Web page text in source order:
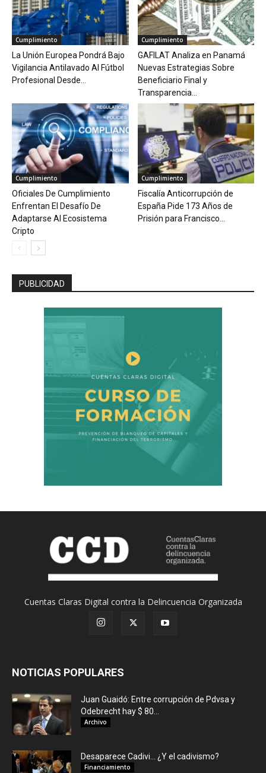
Cumplimiento
La Unión Europea Pondrá Bajo
Vigilancia Antilavado Al Fútbol
Profesional Desde...
Cumplimiento
GAFILAT Analiza en Panamá
Nuevas Estrategias Sobre
Beneficiario Final y
Transparencia...
Cumplimiento
Oficiales De Cumplimiento
Enfrentan El Desafío De
Adaptarse Al Ecosistema
Cripto
Cumplimiento
Fiscalía Anticorrupción de
España Pide 173 Años de
Prisión para Francisco...
PUBLICIDAD
Cuentas Claras Digital contra la Delincuencia Organizada
NOTICIAS POPULARES
Juan Guaidó: Entre corrupción de Pdvsa y
Odebrecht hay $ 80...
Archivo
Desaparece Cadivi… ¿Y el cadivismo?
Financiamiento